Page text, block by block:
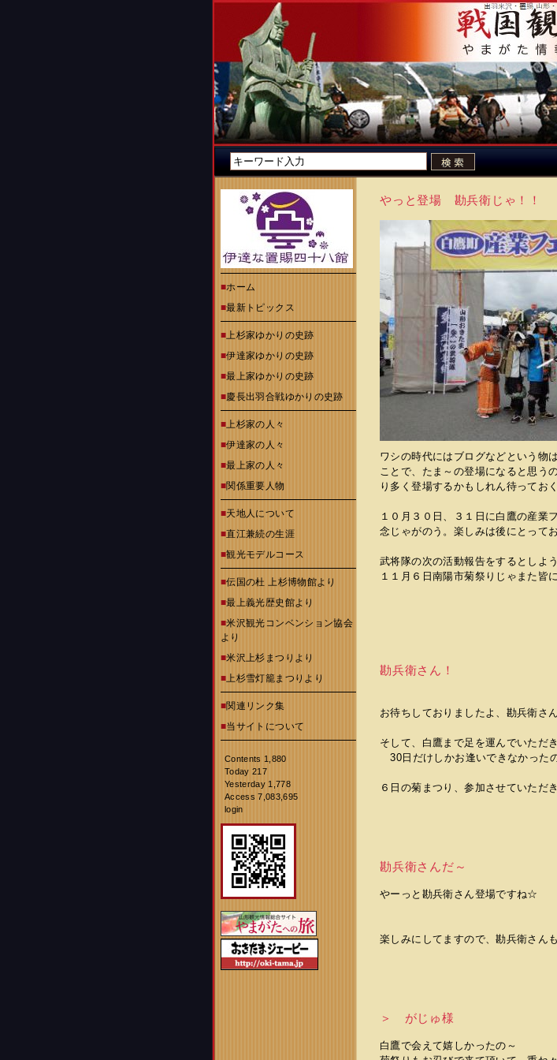
■ホーム
■最新トピックス
■上杉家ゆかりの史跡
■伊達家ゆかりの史跡
■最上家ゆかりの史跡
■慶長出羽合戦ゆかりの史跡
■上杉家の人々
■伊達家の人々
■最上家の人々
■関係重要人物
■天地人について
■直江兼続の生涯
■観光モデルコース
■伝国の杜 上杉博物館より
■最上義光歴史館より
■米沢観光コンベンション協会
より
■米沢上杉まつりより
■上杉雪灯籠まつりより
■関連リンク集
■当サイトについて
Contents 1,880
Today 217
Yesterday 1,778
Access 7,083,695
login
やっと登場 勘兵衛じゃ！！
ワシの時代にはブログなどという物
ことで、たま～の登場になると思う
り多く登場するかもしれん待っておく
１０月３０日、３１日に白鷹の産業
念じゃがのう。楽しみは後にとって
武将隊の次の活動報告をするとしよう
１１月６日南陽市菊祭りじゃまた皆
勘兵衛さん！
お待ちしておりましたよ、勘兵衛さ
そして、白鷹まで足を運んでいただ
30日だけしかお逢いできなかった
６日の菊まつり、参加させていただ
勘兵衛さんだ～
やーっと勘兵衛さん登場ですね☆
楽しみにしてますので、勘兵衛さん
＞ がじゅ様
白鷹で会えて嬉しかったの～